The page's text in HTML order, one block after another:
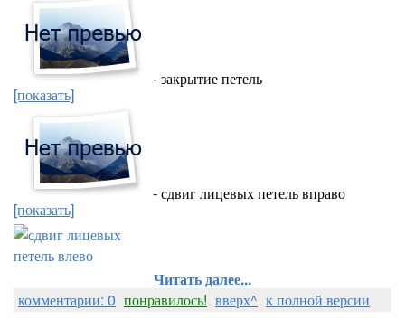
[показать]
- закрытие петель
[показать]
- сдвиг лицевых петель вправо
Читать далее...
комментарии: 0 понравилось! вверх^ к полной версии